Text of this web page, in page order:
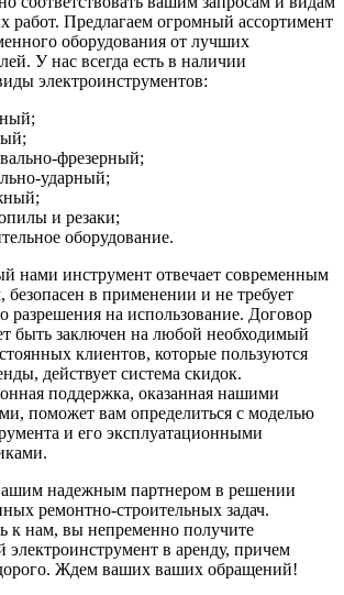
работ. Предлагаем огромный ассортимент
оборудования от лучших
У нас всегда есть в наличии
электроинструментов:
фрезерный;
ударный;
и резаки;
оборудование.
нами инструмент отвечает современным
безопасен в применении и не требует
разрешения на использование. Договор
быть заключен на любой необходимый
клиентов, которые пользуются
действует система скидок.
поддержка, оказанная нашими
поможет вам определиться с моделью
и его эксплуатационными
надежным партнером в решении
ремонтно-строительных задач.
к нам, вы непременно получите
электроинструмент в аренду, причем
Ждем ваших ваших обращений!